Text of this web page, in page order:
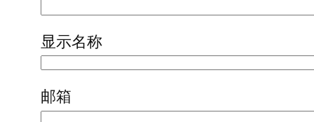
显示名称
邮箱